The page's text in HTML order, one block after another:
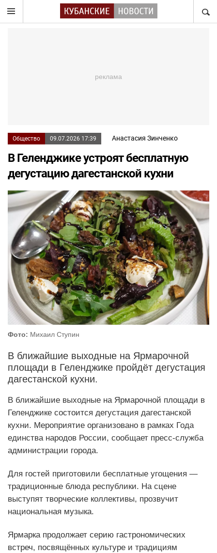
Общество 09.07.2026 17:39 Анастасия Зинченко
В Геленджике устроят бесплатную
дегустацию дагестанской кухни
Фото: Михаил Ступин
В ближайшие выходные на Ярмарочной
площади в Геленджике пройдёт дегустация
дагестанской кухни.
В ближайшие выходные на Ярмарочной площади в
Геленджике состоится дегустация дагестанской
кухни. Мероприятие организовано в рамках Года
единства народов России, сообщает пресс-служба
администрации города.
Для гостей приготовили бесплатные угощения —
традиционные блюда республики. На сцене
выступят творческие коллективы, прозвучит
национальная музыка.
Ярмарка продолжает серию гастрономических
встреч, посвящённых культуре и традициям